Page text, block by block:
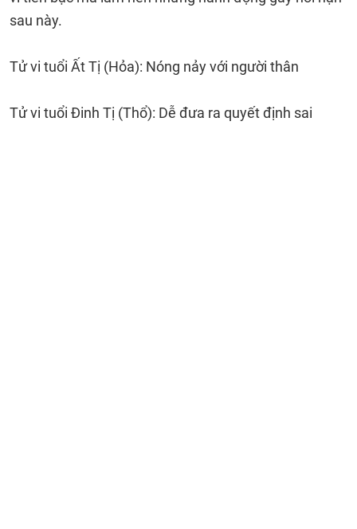
sau này.
Tử vi tuổi Ất Tị (Hỏa): Nóng nảy với người thân
Tử vi tuổi Đinh Tị (Thổ): Dễ đưa ra quyết định sai